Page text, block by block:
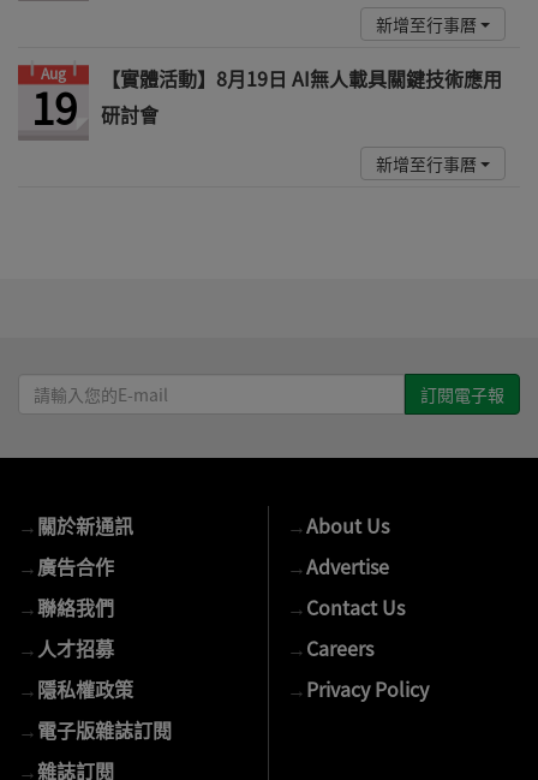
新增至行事曆
Aug
19
【實體活動】8月19日 AI無人載具關鍵技術應用
研討會
新增至行事曆
請
輸
E-
mail
→關於新通訊
→廣告合作
→聯絡我們
→ 人才招募
→隱私權政策
→電子版雜誌訂閱
→雜誌訂閱
→About Us
→Advertise
→Contact Us
→Careers
→Privacy Policy